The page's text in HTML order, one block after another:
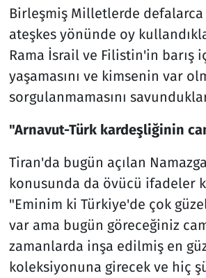
Birleşmiş Milletlerde defalarca
ateşkes yönünde oy
Rama İsrail ve Filistin'in barış
yaşamasını ve kimsenin var
sorgulanmamasını
"Arnavut-Türk kardeşliğinin
Tiran'da bugün açılan
konusunda da övücü ifadeler
"Eminim ki Türkiye'de çok
var ama bugün göreceğiniz
zamanlarda inşa edilmiş en
koleksiyonuna girecek ve hiç